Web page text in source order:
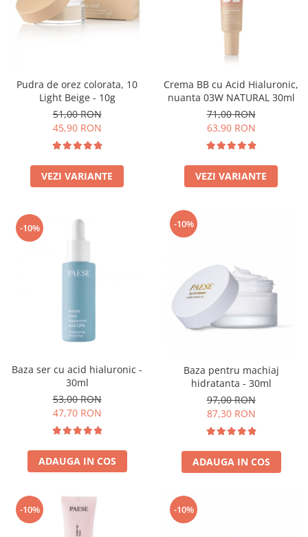
Pudra de orez colorata, 10
Light Beige - 10g
51,00 RON
45,90 RON
VEZI VARIANTE
Crema BB cu Acid Hialuronic,
nuanta 03W NATURAL 30ml
71,00 RON
63,90 RON
VEZI VARIANTE
-10%
Baza ser cu acid hialuronic -
30ml
53,00 RON
47,70 RON
ADAUGA IN COS
-10%
Baza pentru machiaj
hidratanta - 30ml
97,00 RON
87,30 RON
ADAUGA IN COS
-10% -10%